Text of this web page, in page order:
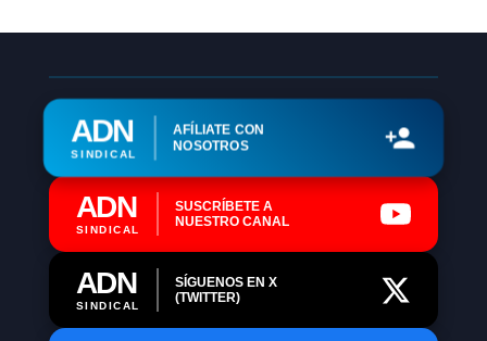
ADN
SINDICAL
AFÍLIATE CON
NOSOTROS
ADN
SINDICAL
SUSCRÍBETE A
NUESTRO CANAL
ADN
SINDICAL
SÍGUENOS EN X
(TWITTER)